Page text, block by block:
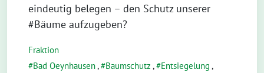
eindeutig belegen – den Schutz unserer
#Bäume aufzugeben?
Fraktion
Bad Oeynhausen, Baumschutz , Entsiegelung ,